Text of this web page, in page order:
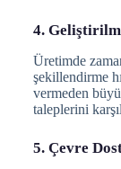
4.
Üretimde
şekillendirme
vermeden
taleplerini
5. Çevre